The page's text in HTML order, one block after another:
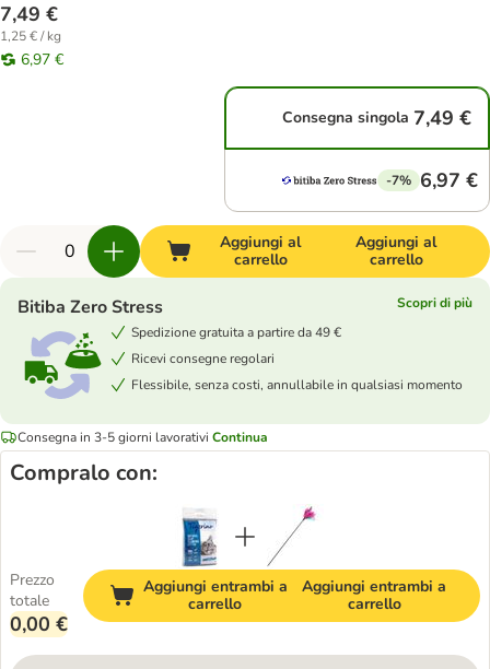
7,49 €
1,25 € / kg
6,97 €
Consegna singola 7,49 €
-7% 6,97 €
Aggiungi al
carrello
Aggiungi al
carrello
Bitiba Zero Stress
Scopri di più
Spedizione gratuita a partire da 49 €
Ricevi consegne regolari
Flessibile, senza costi, annullabile in qualsiasi momento
Consegna in 3-5 giorni lavorativi Continua
Compralo con:
Prezzo
totale
0,00 €
Aggiungi entrambi a
carrello
Aggiungi entrambi a
carrello